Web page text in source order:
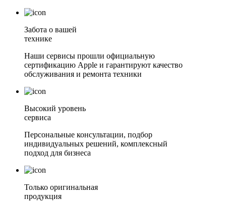
Забота о вашей
технике
Наши сервисы прошли официальную
сертификацию Apple и гарантируют качество
обслуживания и ремонта техники
Высокий уровень
сервиса
Персональные консультации, подбор
индивидуальных решений, комплексный
подход для бизнеса
Только оригинальная
продукция